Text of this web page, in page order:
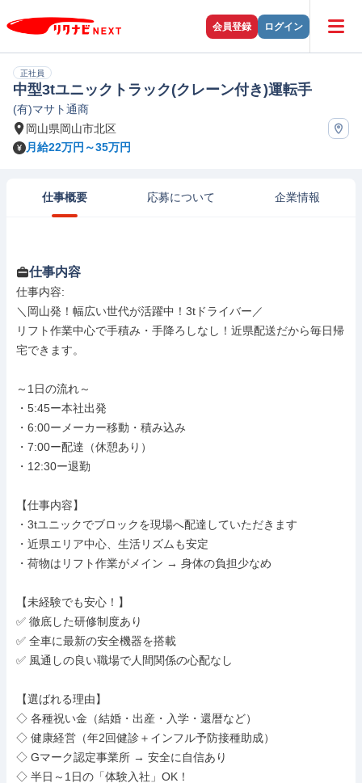
会員登録 ログイン
正社員
中型3tユニックトラック(クレーン付き)運転手
(有)マサト通商
岡山県岡山市北区
月給22万円～35万円
仕事概要 応募について 企業情報
仕事内容
仕事内容:
＼岡山発！幅広い世代が活躍中！3tドライバー／
リフト作業中心で手積み・手降ろしなし！近県配送だから毎日帰
宅できます。
～1日の流れ～
・5:45ー本社出発
・6:00ーメーカー移動・積み込み
・7:00ー配達（休憩あり）
・12:30ー退勤
【仕事内容】
・3tユニックでブロックを現場へ配達していただきます
・近県エリア中心、生活リズムも安定
・荷物はリフト作業がメイン → 身体の負担少なめ
【未経験でも安心！】
✅ 徹底した研修制度あり
✅ 全車に最新の安全機器を搭載
✅ 風通しの良い職場で人間関係の心配なし
【選ばれる理由】
◇ 各種祝い金（結婚・出産・入学・還暦など）
◇ 健康経営（年2回健診＋インフル予防接種助成）
◇ Gマーク認定事業所 → 安全に自信あり
◇ 半日～1日の「体験入社」OK！